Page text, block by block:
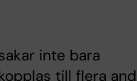
inte bara
till flera